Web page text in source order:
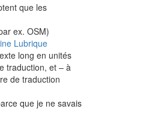
que les
ex. OSM)
Lubrique
long en unités
traduction, et – à
de traduction
que je ne savais